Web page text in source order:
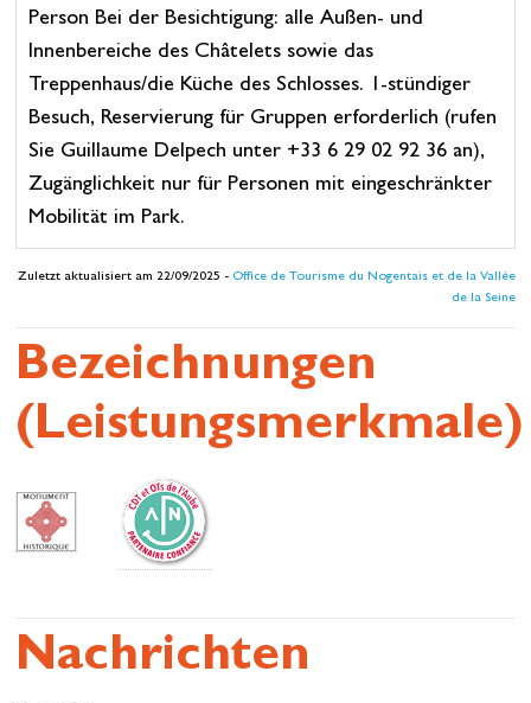
Person Bei der Besichtigung: alle Außen- und
Innenbereiche des Châtelets sowie das
Treppenhaus/die Küche des Schlosses. 1-stündiger
Besuch, Reservierung für Gruppen erforderlich (rufen
Sie Guillaume Delpech unter +33 6 29 02 92 36 an),
Zugänglichkeit nur für Personen mit eingeschränkter
Mobilität im Park.
Zuletzt aktualisiert am 22/09/2025 - Office de Tourisme du Nogentais et de la Vallée
de la Seine
Bezeichnungen
(Leistungsmerkmale)
Nachrichten